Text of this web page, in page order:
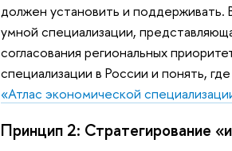
должен установить и
умной специализации,
согласования региональных
специализации в России и понять,
«Атлас экономической
Принцип 2: Стратегирование